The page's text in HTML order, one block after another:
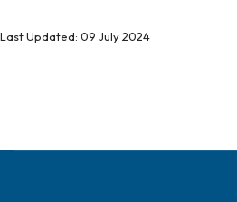
Last Updated: 09 July 2024